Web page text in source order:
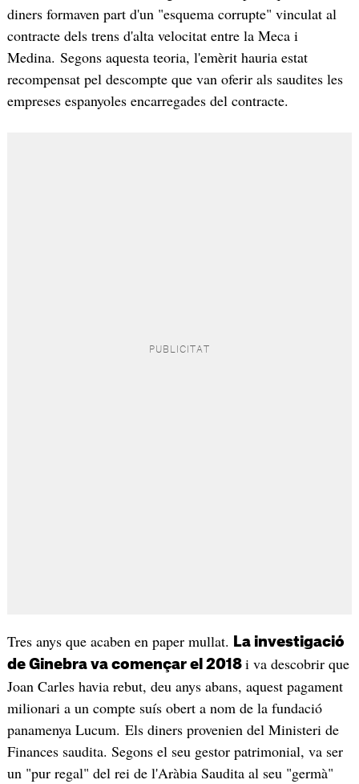
diners formaven part d'un "esquema corrupte" vinculat al
contracte dels trens d'alta velocitat entre la Meca i
Medina. Segons aquesta teoria, l'emèrit hauria estat
recompensat pel descompte que van oferir als saudites les
empreses espanyoles encarregades del contracte.
Tres anys que acaben en paper mullat.
La investigació
de Ginebra va començar el 2018 i va descobrir que
Joan Carles havia rebut, deu anys abans, aquest pagament
milionari a un compte suís obert a nom de la fundació
panamenya Lucum. Els diners provenien del Ministeri de
Finances saudita. Segons el seu gestor patrimonial, va ser
un "pur regal" del rei de l'Aràbia Saudita al seu "germà"